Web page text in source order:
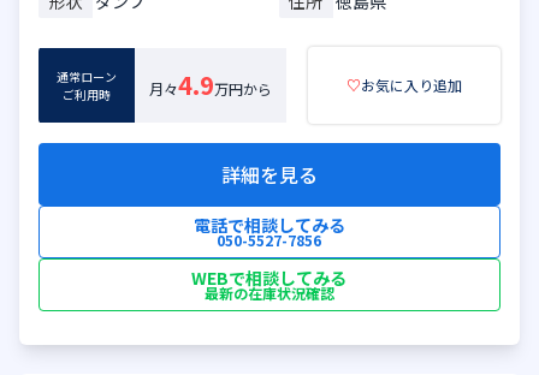
通常ローン
ご利用時
月々4.9万円から ♡お気に入り追加
詳細を見る
電話で相談してみる
050-5527-7856
WEBで相談してみる
最新の在庫状況確認